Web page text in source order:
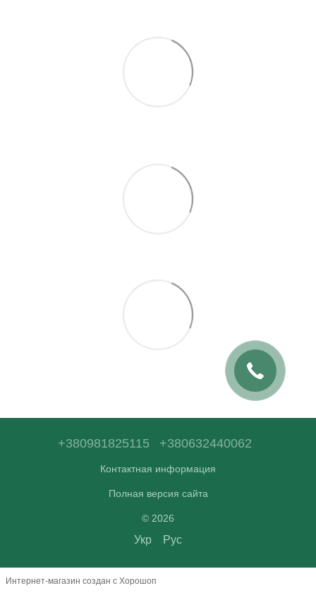
+380981825115 +380632440062
Контактная информация
Полная версия сайта
© 2026
Укр Рус
Интернет-магазин создан с Хорошоп